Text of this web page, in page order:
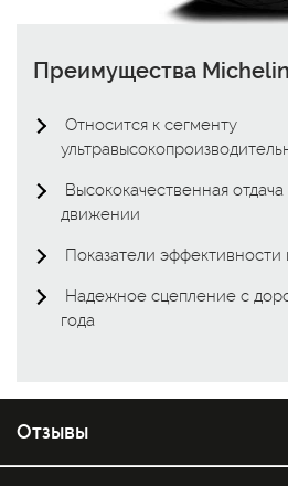
Преимущества
Относится к сегменту
Высококачественная
движении
Показатели эффективности
Надежное сцепление с
года
Отзывы